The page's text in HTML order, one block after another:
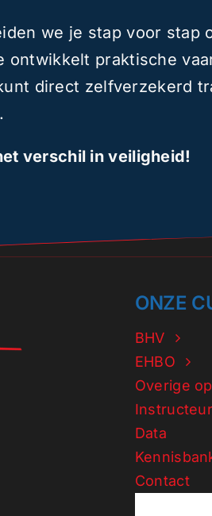
we je stap voor stap
ontwikkelt praktische
direct zelfverzekerd
verschil in veiligheid!
ONZE
BHV
EHBO
Overige
Data
Contact